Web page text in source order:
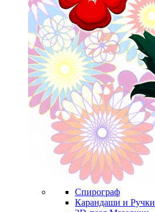
Спирограф
Карандаши и Ручки